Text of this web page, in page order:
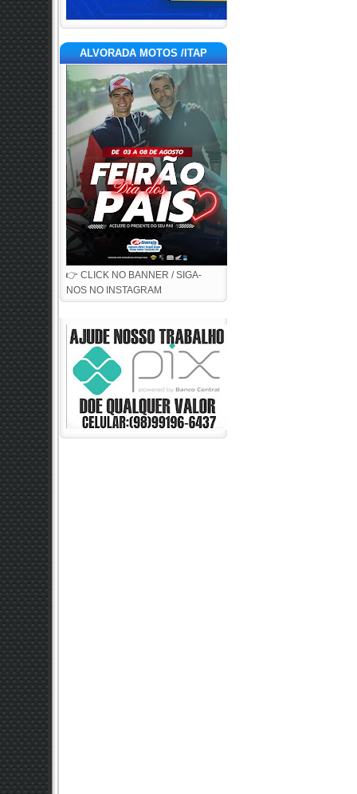
ALVORADA MOTOS /ITAP
👉 CLICK NO BANNER / SIGA-
NOS NO INSTAGRAM